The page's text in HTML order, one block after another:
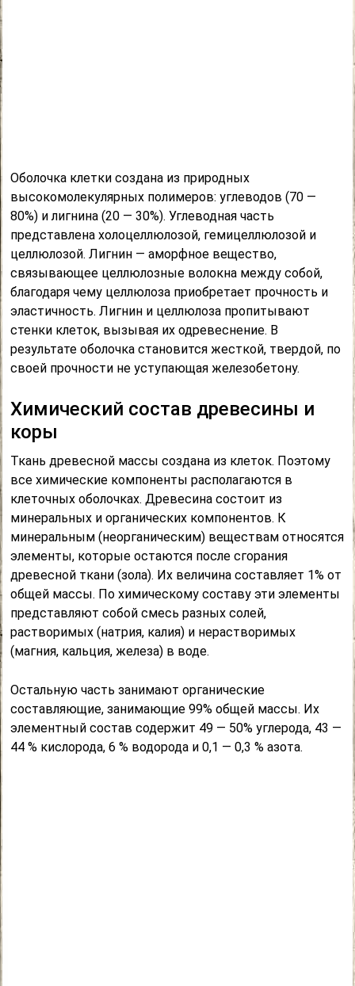
Оболочка клетки создана из природных
высокомолекулярных полимеров: углеводов (70 —
80%) и лигнина (20 — 30%). Углеводная часть
представлена холоцеллюлозой, гемицеллюлозой и
целлюлозой. Лигнин — аморфное вещество,
связывающее целлюлозные волокна между собой,
благодаря чему целлюлоза приобретает прочность и
эластичность. Лигнин и целлюлоза пропитывают
стенки клеток, вызывая их одревеснение. В
результате оболочка становится жесткой, твердой, по
своей прочности не уступающая железобетону.
Химический состав древесины и
коры
Ткань древесной массы создана из клеток. Поэтому
все химические компоненты располагаются в
клеточных оболочках. Древесина состоит из
минеральных и органических компонентов. К
минеральным (неорганическим) веществам относятся
элементы, которые остаются после сгорания
древесной ткани (зола). Их величина составляет 1% от
общей массы. По химическому составу эти элементы
представляют собой смесь разных солей,
растворимых (натрия, калия) и нерастворимых
(магния, кальция, железа) в воде.
Остальную часть занимают органические
составляющие, занимающие 99% общей массы. Их
элементный состав содержит 49 — 50% углерода, 43 —
44 % кислорода, 6 % водорода и 0,1 — 0,3 % азота.